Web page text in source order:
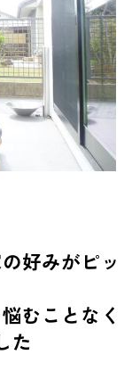
好みがピッ
むことなく
た